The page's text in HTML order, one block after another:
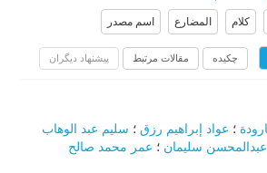
کلام المضارع اسم مصدر
چکیده مقالات مرتبط پیشنهاد دیگران
؛ عواد إبراهیم رزق ؛ سلیم عبد الوهاب
عبدالمحسن سلیمان ؛ عمر محمد صالح